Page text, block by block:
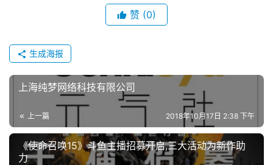
赞 (0)
生成海报
上海纯梦网络科技有限公司
上一篇 2018年10月17日 2:38 下午
《使命召唤15》斗鱼主播招募开启,三大活动为新作助
力